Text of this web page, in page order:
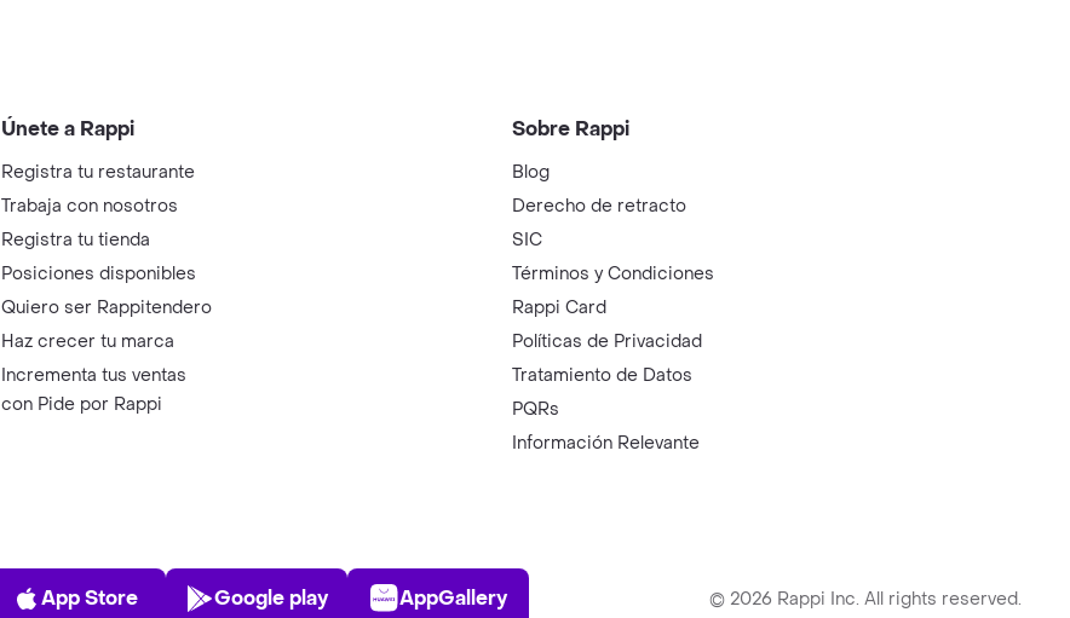
Únete a Rappi
Registra tu restaurante
Trabaja con nosotros
Registra tu tienda
Posiciones disponibles
Quiero ser Rappitendero
Haz crecer tu marca
Incrementa tus ventas
con Pide por Rappi
Sobre Rappi
Blog
Derecho de retracto
SIC
Términos y Condiciones
Rappi Card
Políticas de Privacidad
Tratamiento de Datos
PQRs
Información Relevante
App Store
App Store
Play Store
Google play
AppGallery
AppGallery © 2026 Rappi Inc. All rights reserved.